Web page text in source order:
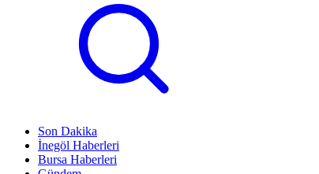
Son Dakika
İnegöl Haberleri
Bursa Haberleri